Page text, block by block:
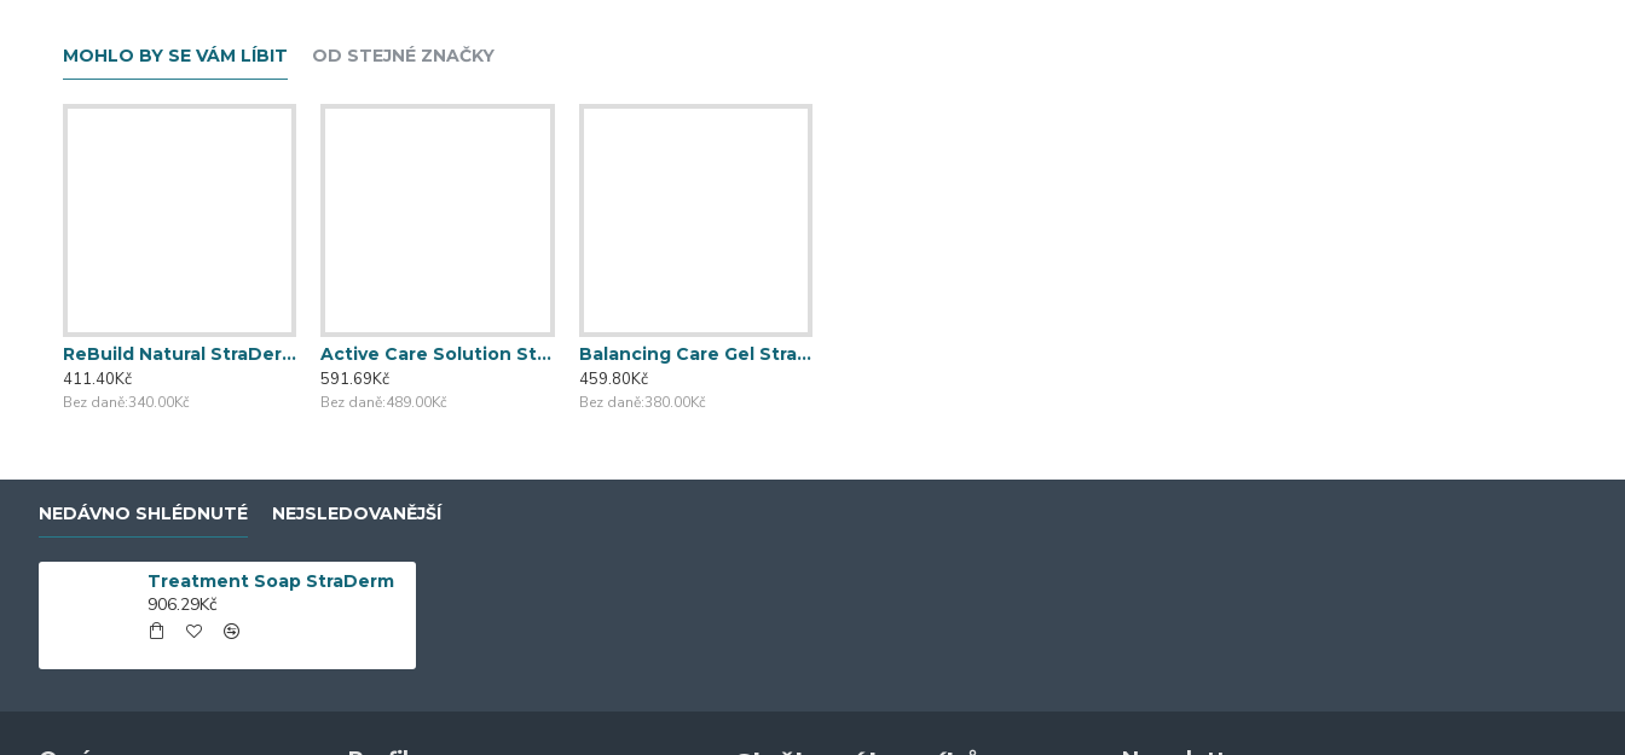
Použití:pro domácí i profesionální použití
500ml
MOHLO BY SE VÁM LÍBIT OD STEJNÉ ZNAČKY
ReBuild Natural StraDerm Straderm
411.40Kč
Bez daně:340.00Kč
Active Care Solution StraDerm
591.69Kč
Bez daně:489.00Kč
Balancing Care Gel StraDerm
459.80Kč
Bez daně:380.00Kč
NEDÁVNO SHLÉDNUTÉ NEJSLEDOVANĚJŠÍ
Treatment Soap StraDerm
906.29Kč